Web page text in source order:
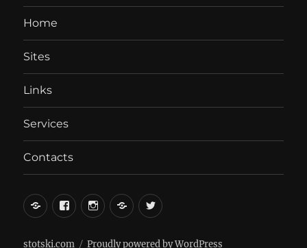
Home
Sites
Links
Services
Contacts
вКонтакте
FacebookInstagramLiveJournal
Twitter
stotski.com Proudly powered by WordPress